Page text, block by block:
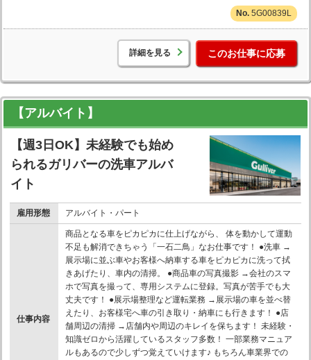
5G00839L
詳細を見る このお仕事に応募
【アルバイト】
【週3日OK】未経験でも始め
られるガリバーの洗車アルバ
イト
雇用形態 アルバイト・パート
仕事内容
商品となる車をピカピカに仕上げながら、 体を動かして運動
不足も解消できちゃう「一石二鳥」なお仕事です！ ●洗車 →
展示場に並ぶ車やお客様へ納車する車をピカピカに洗って拭
きあげたり、車内の清掃。 ●商品車の写真撮影 →会社のスマ
ホで写真を撮って、専用システムに登録。写真が苦手でも大
丈夫です！ ●展示場整理など運転業務 →展示場の車を並べ替
えたり、お客様宅へ車の引き取り・納車にも行きます！ ●店
舗周辺の清掃 →店舗内や周辺のキレイを保ちます！ 未経験・
知識ゼロから活躍しているスタッフ多数！ 一部業務マニュア
ルもあるので少しずつ覚えていけます♪ もちろん車業界での